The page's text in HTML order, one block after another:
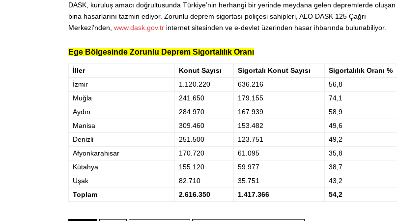
DASK, kuruluş amacı doğrultusunda Türkiye’nin herhangi bir yerinde meydana gelen depremlerde oluşan
bina hasarlarını tazmin ediyor. Zorunlu deprem sigortası poliçesi sahipleri, ALO DASK 125 Çağrı
Merkezi’nden, www.dask.gov.tr internet sitesinden ve e-devlet üzerinden hasar ihbarında bulunabiliyor.
Ege Bölgesinde Zorunlu Deprem Sigortalılık Oranı
İller Konut Sayısı Sigortalı Konut Sayısı
Sigortalılık Oranı %
İzmir
1.120.220 636.216
56,8
Muğla
241.650 179.155
74,1
Aydın
284.970 167.939
58,9
Manisa
309.460 153.482
49,6
Denizli
251.500 123.751
49,2
Afyonkarahisar
170.720 61.095
35,8
Kütahya
155.120 59.977
38,7
Uşak
82.710 35.751
43,2
Toplam
2.616.350 1.417.366 54,2